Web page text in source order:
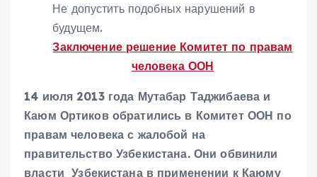
Не допустить подобных нарушений в
будущем.
Заключение решение Комитет по правам
человека ООН
14 июля 2013 года Мутабар Таджибаева и
Каюм Ортиков обратились в Комитет ООН по
правам человека с жалобой на
правительство Узбекистана. Они обвинили
властиУзбекистана в применении к Каюму